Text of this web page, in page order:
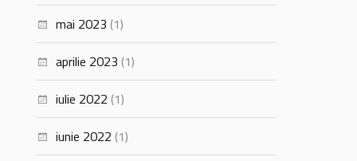
mai 2023 (1)
aprilie 2023 (1)
iulie 2022 (1)
iunie 2022 (1)